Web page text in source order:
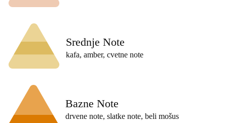
Srednje Note
kafa, amber, cvetne note
Bazne Note
drvene note, slatke note, beli mošus